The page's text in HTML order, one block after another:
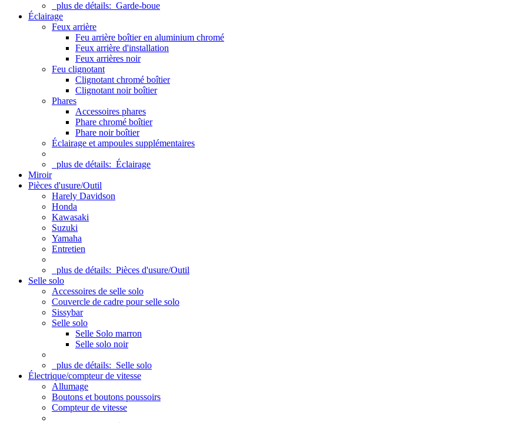
plus de détails: Garde-boue
Éclairage
Feux arrière
Feu arrière boîtier en aluminium chromé
Feux arrière d'installation
Feux arrières noir
Feu clignotant
Clignotant chromé boîtier
Clignotant noir boîtier
Phares
Accessoires phares
Phare chromé boîtier
Phare noir boîtier
Éclairage et ampoules supplémentaires
plus de détails: Éclairage
Miroir
Pièces d'usure/Outil
Harely Davidson
Honda
Kawasaki
Suzuki
Yamaha
Entretien
plus de détails: Pièces d'usure/Outil
Selle solo
Accessoires de selle solo
Couvercle de cadre pour selle solo
Sissybar
Selle solo
Selle Solo marron
Selle solo noir
plus de détails: Selle solo
Électrique/compteur de vitesse
Allumage
Boutons et boutons poussoirs
Compteur de vitesse